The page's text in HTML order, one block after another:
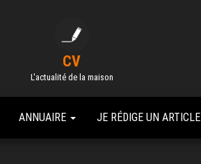
CV
L'actualité de la maison
ANNUAIRE JE RÉDIGE UN ARTICLE